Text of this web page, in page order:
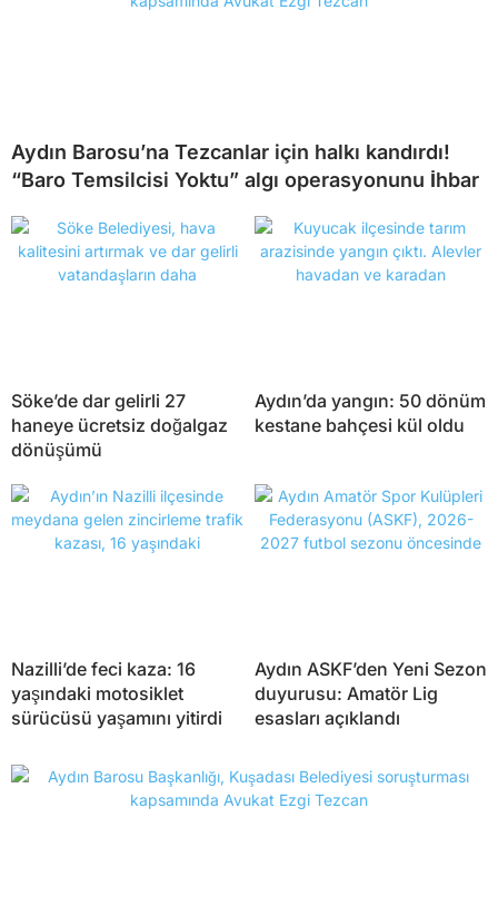
Aydın Barosu’na Tezcanlar için halkı kandırdı!
“Baro Temsilcisi Yoktu” algı operasyonunu İhbar
Söke’de dar gelirli 27
haneye ücretsiz doğalgaz
dönüşümü
Aydın’da yangın: 50 dönüm
kestane bahçesi kül oldu
Nazilli’de feci kaza: 16
yaşındaki motosiklet
sürücüsü yaşamını yitirdi
Aydın ASKF’den Yeni Sezon
duyurusu: Amatör Lig
esasları açıklandı